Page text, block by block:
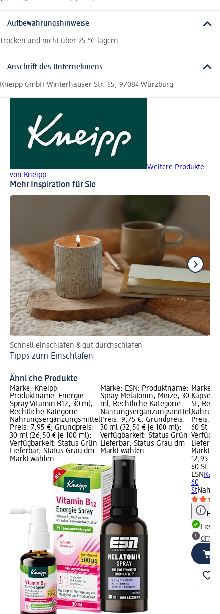
Aufbewahrungshinweise
Trocken und nicht über 25 °C lagern.
Anschrift des Unternehmens
Kneipp GmbH Winterhäuser Str. 85, 97084 Würzburg
Weitere Produkte
von Kneipp
Mehr Inspiration für Sie
Schnell einschlafen & gut durchschlafen
Tipps zum Einschlafen
Ähnliche Produkte
Marke: Kneipp;
Produktname: Energie
Spray Vitamin B12, 30 ml;
Rechtliche Kategorie:
Nahrungsergänzungsmittel;
Preis: 7,95 €; Grundpreis:
30 ml (26,50 € je 100 ml);
Verfügbarkeit: Status Grün
Lieferbar, Status Grau dm
Markt wählen
Marke: ESN; Produktname:
Spray Melatonin, Minze, 30
ml; Rechtliche Kategorie:
Nahrungsergänzungsmittel;
Preis: 9,75 €; Grundpreis:
30 ml (32,50 € je 100 ml);
Verfügbarkeit: Status Grün
Lieferbar, Status Grau dm
Markt wählen
Marke:
Kapseln
St;
Preis:
60 St
Markt
12,95 €
60 St
ESN
60
St
dm